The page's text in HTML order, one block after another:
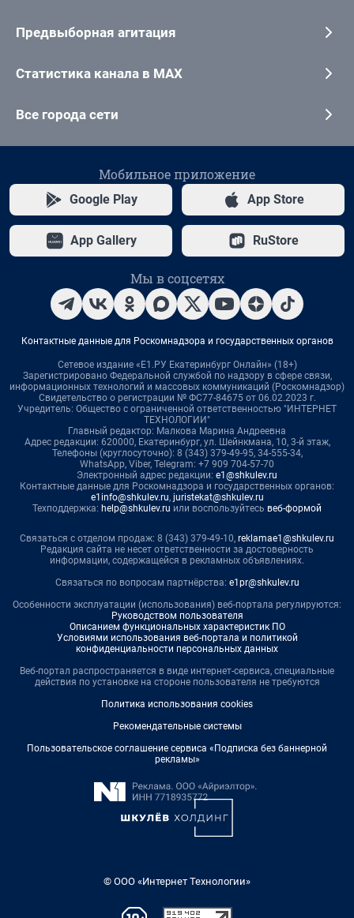
Предвыборная агитация
Статистика канала в MAX
Все города сети
Мобильное приложение
Google Play App Store
App Gallery RuStore
Мы в соцсетях
Контактные данные для Роскомнадзора и государственных органов
Сетевое издание «Е1.РУ Екатеринбург Онлайн» (18+)
Зарегистрировано Федеральной службой по надзору в сфере связи,
информационных технологий и массовых коммуникаций (Роскомнадзор)
Свидетельство о регистрации № ФС77-84675 от 06.02.2023 г.
Учредитель: Общество с ограниченной ответственностью "ИНТЕРНЕТ
ТЕХНОЛОГИИ"
Главный редактор: Малкова Марина Андреевна
Адрес редакции: 620000, Екатеринбург, ул. Шейнкмана, 10, 3-й этаж,
Телефоны (круглосуточно): 8 (343) 379-49-95, 34-555-34,
WhatsApp, Viber, Telegram: +7 909 704-57-70
Электронный адрес редакции: e1@shkulev.ru
Контактные данные для Роскомнадзора и государственных органов:
e1info@shkulev.ru, juristekat@shkulev.ru
Техподдержка: help@shkulev.ru или воспользуйтесь веб-формой
Связаться с отделом продаж: 8 (343) 379-49-10, reklamae1@shkulev.ru
Редакция сайта не несет ответственности за достоверность
информации, содержащейся в рекламных объявлениях.
Связаться по вопросам партнёрства: e1pr@shkulev.ru
Особенности эксплуатации (использования) веб-портала регулируются:
Руководством пользователя
Описанием функциональных характеристик ПО
Условиями использования веб-портала и политикой
конфиденциальности персональных данных
Веб-портал распространяется в виде интернет-сервиса, специальные
действия по установке на стороне пользователя не требуются
Политика использования cookies
Рекомендательные системы
Пользовательское соглашение сервиса «Подписка без баннерной
рекламы»
© ООО «Интернет Технологии»